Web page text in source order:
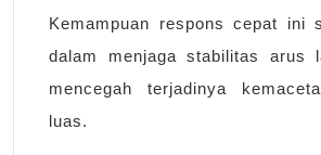
Kemampuan respons cepat ini
dalam menjaga stabilitas arus
mencegah terjadinya
luas.